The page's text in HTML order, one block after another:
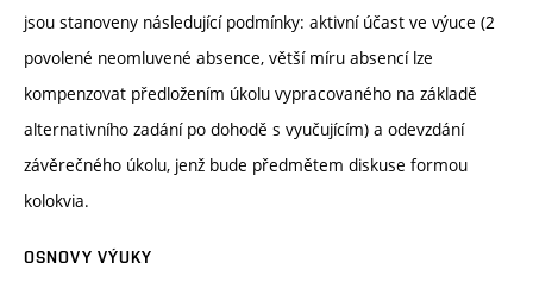
jsou stanoveny následující podmínky: aktivní účast ve výuce (2
povolené neomluvené absence, větší míru absencí lze
kompenzovat předložením úkolu vypracovaného na základě
alternativního zadání po dohodě s vyučujícím) a odevzdání
závěrečného úkolu, jenž bude předmětem diskuse formou
kolokvia.
OSNOVY VÝUKY